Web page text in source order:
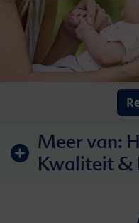
Meer van:
Kwaliteit &